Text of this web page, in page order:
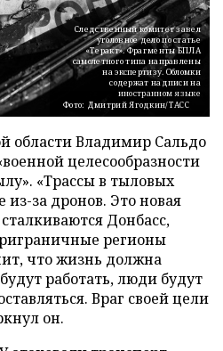
Следственный комитет завел
уголовное дело по статье
«Теракт». Фрагменты БПЛА
самолетного типа направлены
на экспертизу. Обломки
содержат надписи на
иностранном языке
Фото: Дмитрий Ягодкин/ТАСС
области Владимир Сальдо
целесообразности
«Трассы в тыловых
из-за дронов. Это новая
Донбасс,
регионы
что жизнь должна
работать, люди будут
Враг своей цели
он.